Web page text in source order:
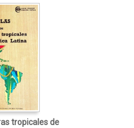
tropicales de